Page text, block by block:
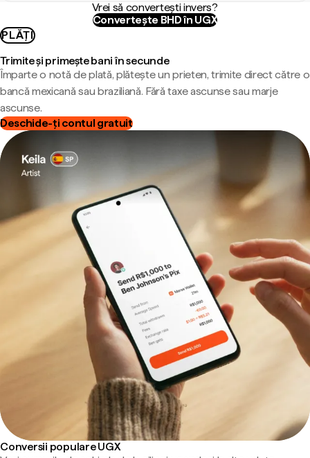
Vrei să convertești invers?
Convertește BHD în UGX
PLĂȚI
Trimite și primește bani în secunde
Împarte o notă de plată, plătește un prieten, trimite direct către o
bancă mexicană sau braziliană. Fără taxe ascunse sau marje
ascunse.
Deschide-ți contul gratuit
Conversii populare UGX